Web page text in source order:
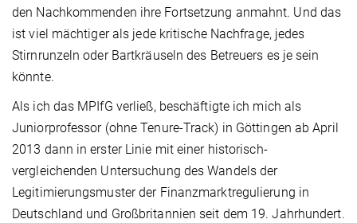
den Nachkommenden ihre Fortsetzung anmahnt. Und das
ist viel mächtiger als jede kritische Nachfrage, jedes
Stirnrunzeln oder Bartkräuseln des Betreuers es je sein
könnte.
Als ich das MPIfG verließ, beschäftigte ich mich als
Juniorprofessor (ohne Tenure-Track) in Göttingen ab April
2013 dann in erster Linie mit einer historisch-
vergleichenden Untersuchung des Wandels der
Legitimierungsmuster der Finanzmarktregulierung in
Deutschland und Großbritannien seit dem 19. Jahrhundert.